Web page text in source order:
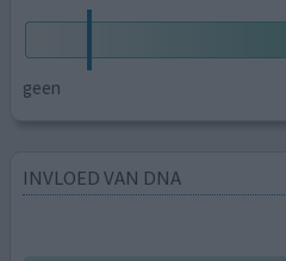
geen
INVLOED VAN DNA